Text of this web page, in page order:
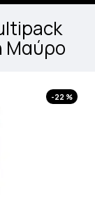
Μαύρο
-22 %